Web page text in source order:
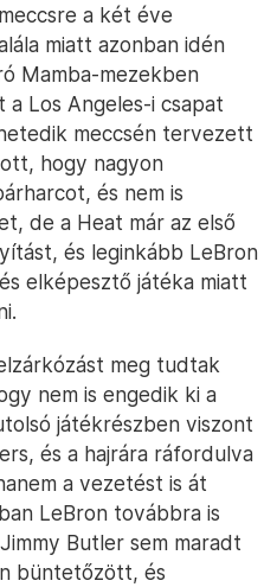
a két éve
miatt azonban idén
Mamba-mezekben
a Los Angeles-i csapat
meccsén tervezett
hogy nagyon
és nem is
de a Heat már az első
és leginkább LeBron
elképesztő játéka miatt
meg tudtak
nem is engedik ki a
játékrészben viszont
és a hajrára ráfordulva
a vezetést is át
LeBron továbbra is
Butler sem maradt
büntetőzött, és